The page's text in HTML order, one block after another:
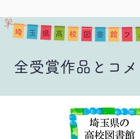
全受賞作品とコ